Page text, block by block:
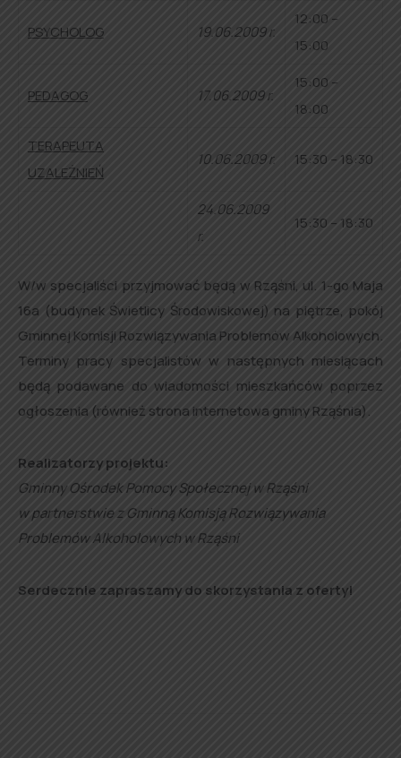
PSYCHOLOG 19.06.2009 r.
12:00 –
15:00
PEDAGOG 17.06.2009 r.
15:00 –
18:00
TERAPEUTA
UZALEŻNIEŃ
10.06.2009 r. 15:30 – 18:30
24.06.2009
r.
15:30 – 18:30
W/w specjaliści przyjmować będą w Rząśni, ul. 1-go Maja
16a (budynek Świetlicy Środowiskowej) na piętrze, pokój
Gminnej Komisji Rozwiązywania Problemów Alkoholowych.
Terminy pracy specjalistów w następnych miesiącach
będą podawane do wiadomości mieszkańców poprzez
ogłoszenia (również strona internetowa gminy Rząśnia).
Realizatorzy projektu:
Gminny Ośrodek Pomocy Społecznej w Rząśni
w partnerstwie z Gminną Komisją Rozwiązywania
Problemów Alkoholowych w Rząśni
Serdecznie zapraszamy do skorzystania z oferty!